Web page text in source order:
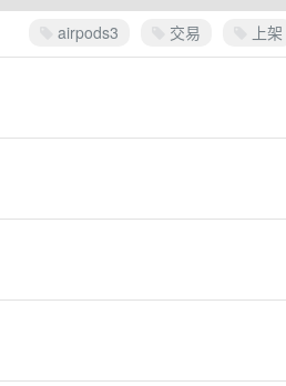
airpods3 交易 上架